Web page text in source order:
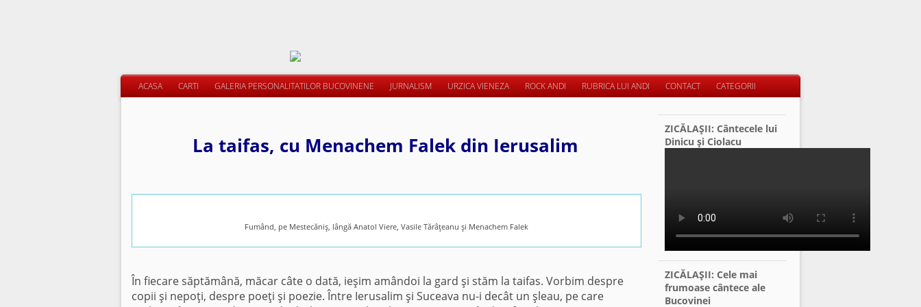
ACASA CARTI GALERIA PERSONALITATILOR BUCOVINENE JURNALISM URZICA VIENEZA ROCK ANDI RUBRICA LUI ANDI CONTACT CATEGORII
La taifas, cu Menachem Falek din Ierusalim
Fumând, pe Mestecăniş, lângă Anatol Viere, Vasile Tărâţeanu şi Menachem Falek
În fiecare săptămână, măcar câte o dată, ieşim amândoi la gard şi stăm la taifas. Vorbim despre
copii şi nepoţi, despre poeţi şi poezie. Între Ierusalim şi Suceava nu-i decât un şleau, pe care
ZICĂLAŞII: Cântecele lui
Dinicu şi Ciolacu
ZICĂLAŞII: Cele mai
frumoase cântece ale
Bucovinei